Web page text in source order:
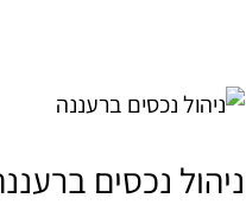
ניהול נכסים
ניהול
ברעננה,